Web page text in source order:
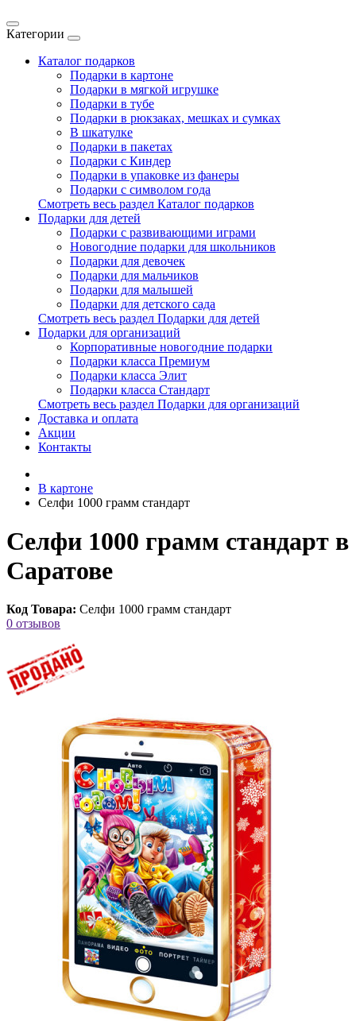
Категории
Каталог подарков
Подарки в картоне
Подарки в мягкой игрушке
Подарки в тубе
Подарки в рюкзаках, мешках и сумках
В шкатулке
Подарки в пакетах
Подарки с Киндер
Подарки в упаковке из фанеры
Подарки с символом года
Смотреть весь раздел Каталог подарков
Подарки для детей
Подарки с развивающими играми
Новогодние подарки для школьников
Подарки для девочек
Подарки для мальчиков
Подарки для малышей
Подарки для детского сада
Смотреть весь раздел Подарки для детей
Подарки для организаций
Корпоративные новогодние подарки
Подарки класса Премиум
Подарки класса Элит
Подарки класса Стандарт
Смотреть весь раздел Подарки для организаций
Доставка и оплата
Акции
Контакты
В картоне
Селфи 1000 грамм стандарт
Селфи 1000 грамм стандарт в
Саратове
Код Товара: Селфи 1000 грамм стандарт
0 отзывов